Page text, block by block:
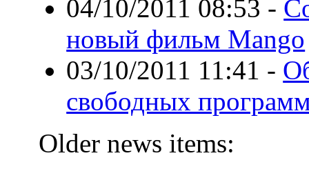
04/10/2011 08:53 -
новый фильм Mango
03/10/2011 11:41 -
свободных
Older news items: